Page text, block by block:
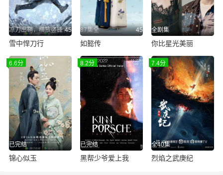
凉刀出鞘，横放竖锋 45
雪中悍刀行
87集全 45
如懿传
全剧集
你比星光美丽
6.6分
已完结
锦心似玉
8.2分
已完结
黑帮少爷爱上我
7.4分
全40集
烈焰之武庚纪